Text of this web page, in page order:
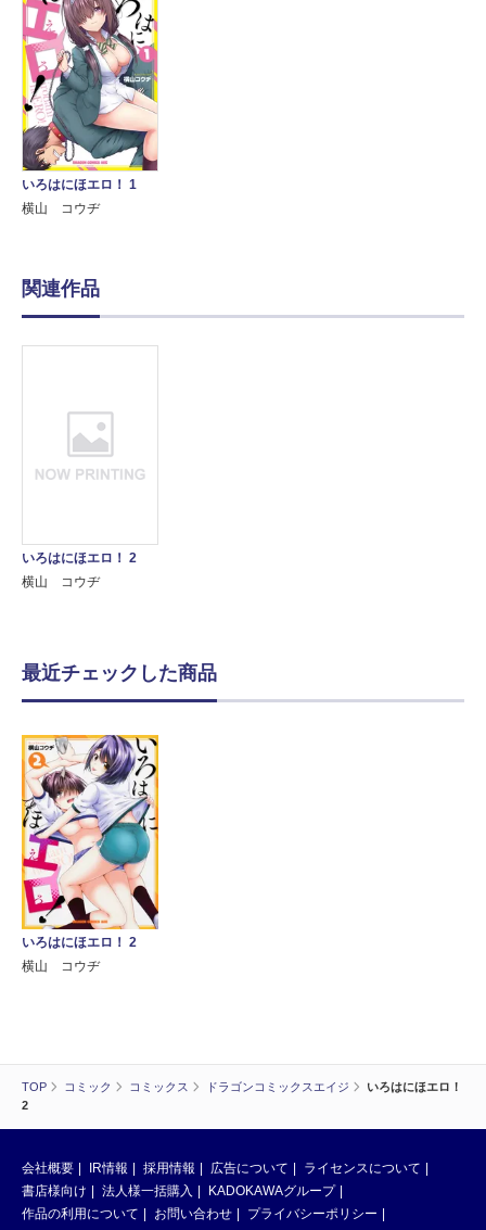
TOP コミック コミックス ドラゴンコミックスエイジ
いろはにほエロ！
2
いろはにほエロ！ 1
横山 コウヂ
関連作品
いろはにほエロ！ 2
横山 コウヂ
最近チェックした商品
いろはにほエロ！ 2
横山 コウヂ
会社概要 IR情報 採用情報 広告について
ライセンスについて
書店様向け
法人様一括購入
KADOKAWAグループ
作品の利用について
お問い合わせ
プライバシーポリシー